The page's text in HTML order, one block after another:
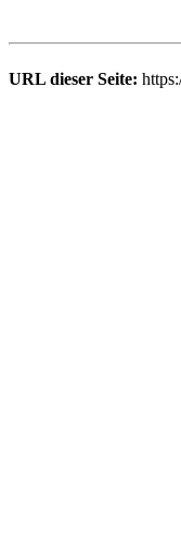
URL dieser Seite: